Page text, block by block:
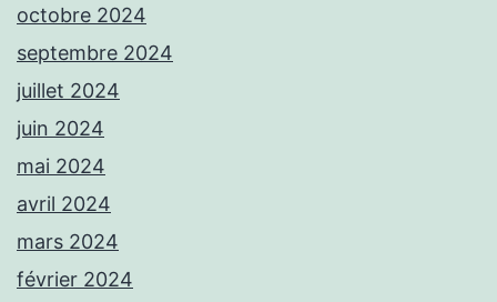
octobre 2024
septembre 2024
juillet 2024
juin 2024
mai 2024
avril 2024
mars 2024
février 2024